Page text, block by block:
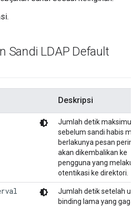
Sandi LDAP Default
Deskripsi
Jumlah detik maksimum
sebelum sandi habis
berlakunya pesan
akan dikembalikan ke
pengguna yang
otentikasi ke direktori.
Jumlah detik setelah
binding lama yang gagal